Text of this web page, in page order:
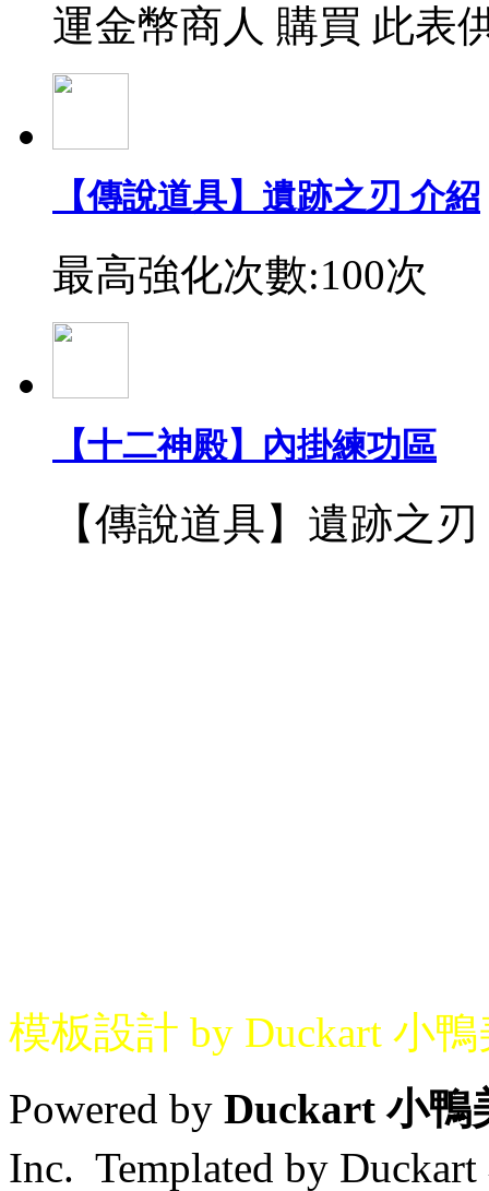
運金幣商人 購買 此表
【傳說道具】遺跡之刃 介紹
最高強化次數:100次
【十二神殿】內掛練功區
【傳說道具】遺跡之
模板設計 by Duckart 小
Powered by Duckart 小鴨
Inc. Templated by